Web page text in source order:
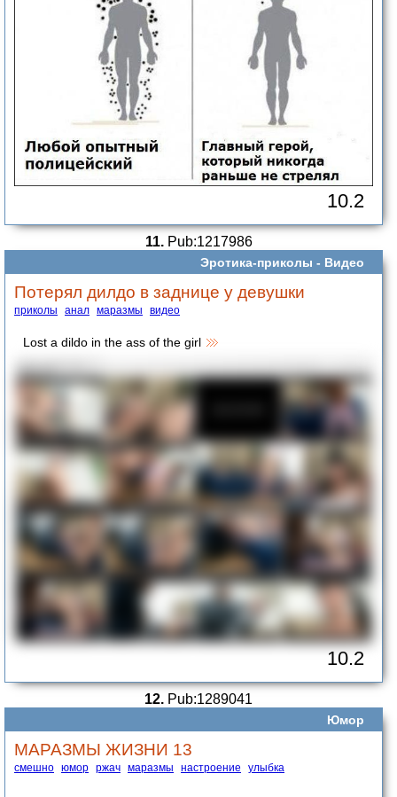
10.2
11.Pub:1217986
Эротика-приколы - Видео
Потерял дилдо в заднице у девушки
приколы анал маразмы видео
Lost a dildo in the ass of the girl
10.2
12. Pub:1289041
Юмор
МАРАЗМЫ ЖИЗНИ 13
смешно юмор ржач маразмы настроение улыбка